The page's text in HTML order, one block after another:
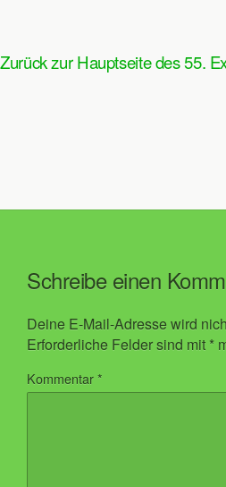
Zurück zur Hauptseite des 55.
Schreibe einen
Deine E-Mail-Adresse wird
Erforderliche Felder sind mit *
Kommentar*